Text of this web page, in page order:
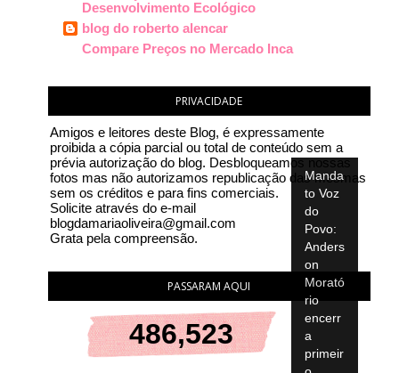
Desenvolvimento Ecológico
blog do roberto alencar
Compare Preços no Mercado Inca
PRIVACIDADE
Amigos e leitores deste Blog, é expressamente
proibida a cópia parcial ou total de conteúdo sem a
prévia autorização do blog. Desbloqueamos nossas
fotos mas não autorizamos republicação das mesmas
sem os créditos e para fins comerciais.
Solicite através do e-mail
blogdamariaoliveira@gmail.com
Grata pela compreensão.
PASSARAM AQUI
486,523
Manda
to Voz
do
Povo:
Anders
on
Morató
rio
encerr
a
primeir